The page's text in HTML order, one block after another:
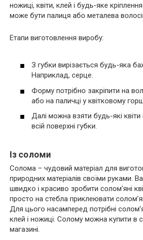
ножиці, квіти, клей і будь-яке
може бути палиця або металева
Етапи виготовлення виробу:
З губки вирізається будь-яка
Наприклад, серце.
Форму потрібно закріпити на
або на паличці у квітковому
Далі можна взяти будь-які квіти
всій поверхні губки.
Із соломи
Солома – чудовий матеріал для
природних матеріалів своїми руками.
швидко і красиво зробити солом’яні
просто на стебла приклеювати
Для цього насамперед потрібні
клей і ножиці. Солому можна купити в
магазині.